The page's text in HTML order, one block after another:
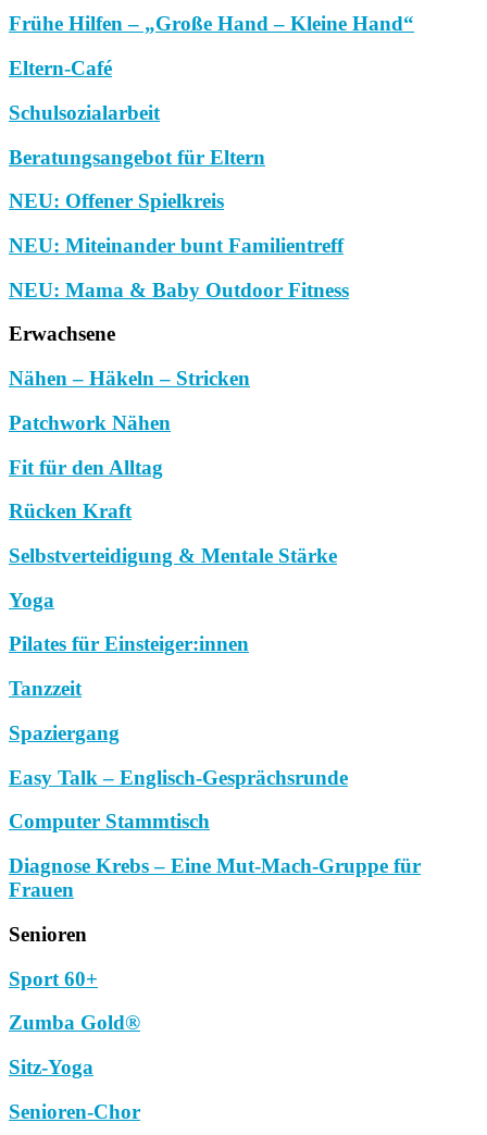
Frühe Hilfen – „Große Hand – Kleine Hand“
Eltern-Café
Schulsozialarbeit
Beratungsangebot für Eltern
NEU: Offener Spielkreis
NEU: Miteinander bunt Familientreff
NEU: Mama & Baby Outdoor Fitness
Erwachsene
Nähen – Häkeln – Stricken
Patchwork Nähen
Fit für den Alltag
Rücken Kraft
Selbstverteidigung & Mentale Stärke
Yoga
Pilates für Einsteiger:innen
Tanzzeit
Spaziergang
Easy Talk – Englisch-Gesprächsrunde
Computer Stammtisch
Diagnose Krebs – Eine Mut-Mach-Gruppe für
Frauen
Senioren
Sport 60+
Zumba Gold®
Sitz-Yoga
Senioren-Chor